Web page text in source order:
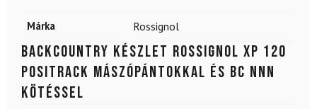
Márka Rossignol
Backcountry készlet ROSSIGNOL XP 120
Positrack mászópántokkal és BC NNN
kötéssel